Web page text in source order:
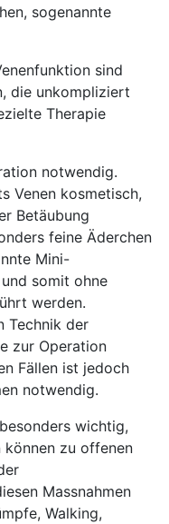
sogenannte
sind
die unkompliziert
Therapie
notwendig.
Venen kosmetisch,
Betäubung
feine Äderchen
Mini-
somit ohne
werden.
Technik der
zur Operation
Fällen ist jedoch
notwendig.
wichtig,
können zu offenen
Massnahmen
Walking,